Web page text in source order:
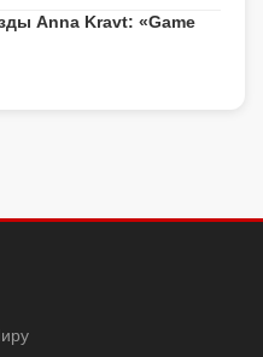
Anna Kravt: «Game